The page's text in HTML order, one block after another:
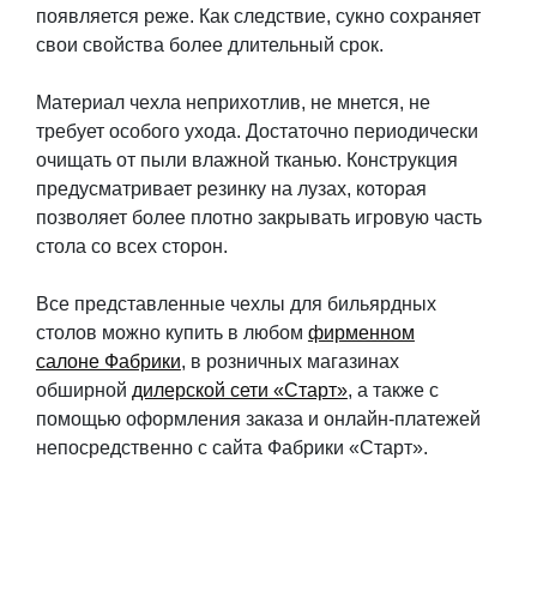
появляется реже. Как следствие, сукно сохраняет
свои свойства более длительный срок.
Материал чехла неприхотлив, не мнется, не
требует особого ухода. Достаточно периодически
очищать от пыли влажной тканью. Конструкция
предусматривает резинку на лузах, которая
позволяет более плотно закрывать игровую часть
стола со всех сторон.
Все представленные чехлы для бильярдных
столов можно купить в любом фирменном
салоне Фабрики, в розничных магазинах
обширной дилерской сети «Старт», а также с
помощью оформления заказа и онлайн-платежей
непосредственно с сайта Фабрики «Старт».